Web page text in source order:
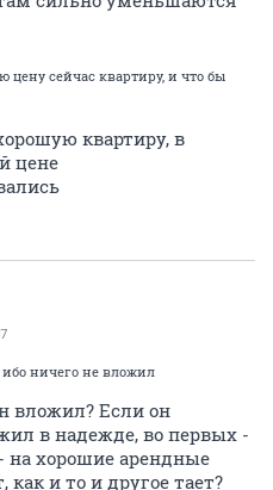
цену сейчас квартиру, и что бы
квартиру, в
цене
ничего не вложил
вложил? Если он
в надежде, во первых -
на хорошие арендные
и то и другое тает?